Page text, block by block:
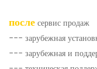
послесервис продаж
--- зарубежная
--- зарубежная и